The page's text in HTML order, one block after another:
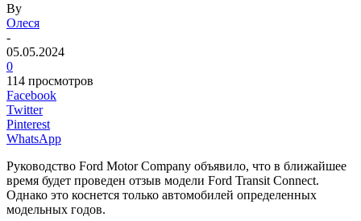
By
Олеся
-
05.05.2024
0
114 просмотров
Facebook
Twitter
Pinterest
WhatsApp
Руководство Ford Motor Company объявило, что в ближайшее
время будет проведен отзыв модели Ford Transit Connect.
Однако это коснется только автомобилей определенных
модельных годов.